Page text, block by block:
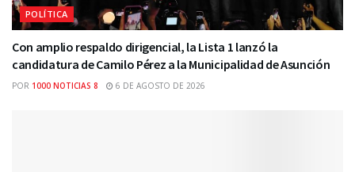
POLÍTICA
Con amplio respaldo dirigencial, la Lista 1 lanzó la
candidatura de Camilo Pérez a la Municipalidad de Asunción
POR 1000 NOTICIAS 8 6 DE AGOSTO DE 2026